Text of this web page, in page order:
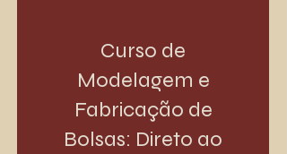
Curso de
Modelagem e
Fabricação de
Bolsas: Direto ao